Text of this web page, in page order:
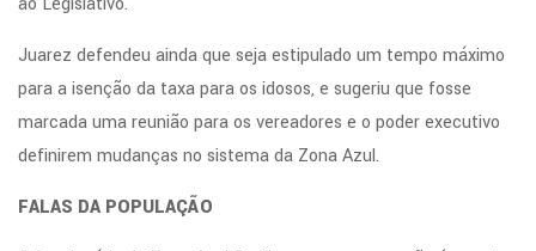
Juarez defendeu ainda que seja estipulado um tempo máximo
para a isenção da taxa para os idosos, e sugeriu que fosse
marcada uma reunião para os vereadores e o poder executivo
definirem mudanças no sistema da Zona Azul.
FALAS DA POPULAÇÃO